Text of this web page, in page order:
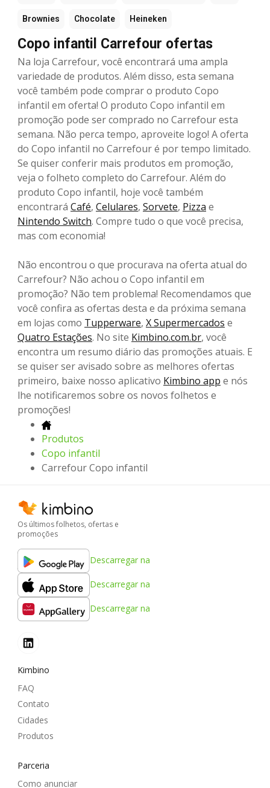
Brownies Chocolate Heineken
Copo infantil Carrefour ofertas
Na loja Carrefour, você encontrará uma ampla
variedade de produtos. Além disso, esta semana
você também pode comprar o produto Copo
infantil em oferta! O produto Copo infantil em
promoção pode ser comprado no Carrefour esta
semana. Não perca tempo, aproveite logo! A oferta
do Copo infantil no Carrefour é por tempo limitado.
Se quiser conferir mais produtos em promoção,
veja o folheto completo do Carrefour. Além do
produto Copo infantil, hoje você também
encontrará Café, Celulares, Sorvete, Pizza e
Nintendo Switch. Compre tudo o que você precisa,
mas com economia!
Não encontrou o que procurava na oferta atual do
Carrefour? Não achou o Copo infantil em
promoção? Não tem problema! Recomendamos que
você confira as ofertas desta e da próxima semana
em lojas como Tupperware, X Supermercados e
Quatro Estações. No site Kimbino.com.br, você
encontra um resumo diário das promoções atuais. E
se quiser ser avisado sobre as melhores ofertas
primeiro, baixe nosso aplicativo Kimbino app e nós
lhe notificaremos sobre os novos folhetos e
promoções!
Produtos
Copo infantil
Carrefour Copo infantil
Os últimos folhetos, ofertas e
promoções
Descarregar na
Descarregar na
Descarregar na
Kimbino
FAQ
Contato
Cidades
Produtos
Parceria
Como anunciar